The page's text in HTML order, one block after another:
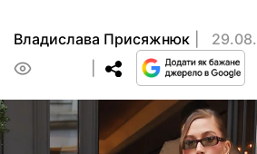
Владислава Присяжнюк